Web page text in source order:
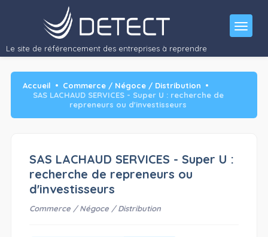
RECHERCHE DE REPRENEURS OU D'INVESTISSEURS
SAS…"/>
Le site de référencement des entreprises à reprendre
Accueil
Commerce / Négoce / Distribution
SAS LACHAUD SERVICES - Super U : recherche de
repreneurs ou d'investisseurs
SAS LACHAUD SERVICES - Super U :
recherche de repreneurs ou
d'investisseurs
Commerce / Négoce / Distribution